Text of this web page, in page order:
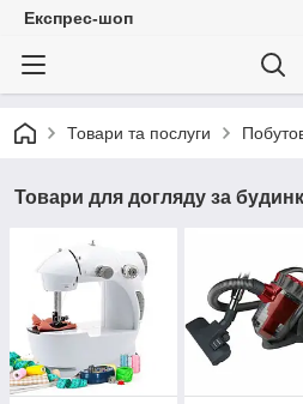
Експрес-шоп
Товари та послуги
Товари для догляду за